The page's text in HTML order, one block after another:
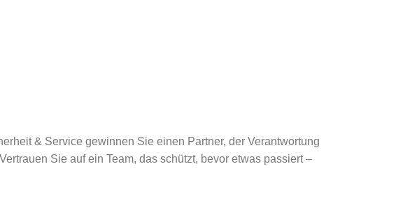
& Service gewinnen Sie einen Partner, der Verantwortung
Sie auf ein Team, das schützt, bevor etwas passiert –